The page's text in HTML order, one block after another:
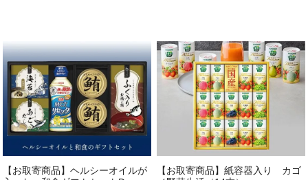
【お取寄商品】ヘルシーオイルが
【お取寄商品】紙容器入り カゴ